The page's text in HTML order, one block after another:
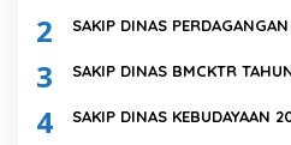
2 SAKIP DINAS
3 SAKIP DINAS BMCKTR
4 SAKIP DINAS KEBUDAYAAN